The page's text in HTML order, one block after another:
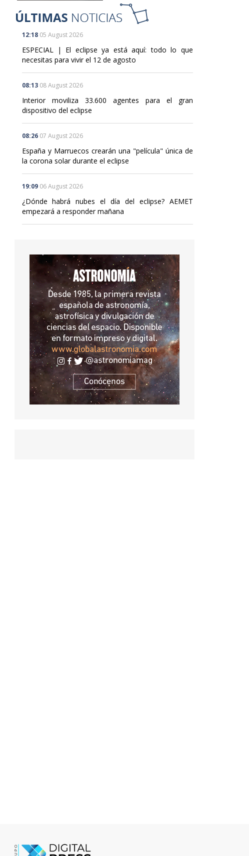
12:18 05 August 2026
ESPECIAL | El eclipse ya está aquí: todo lo que
necesitas para vivir el 12 de agosto
08:13 08 August 2026
Interior moviliza 33.600 agentes para el gran
dispositivo del eclipse
08:26 07 August 2026
España y Marruecos crearán una "película" única de
la corona solar durante el eclipse
19:09 06 August 2026
¿Dónde habrá nubes el día del eclipse? AEMET
empezará a responder mañana